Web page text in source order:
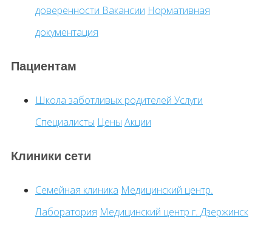
доверенности Вакансии Нормативная
документация
Пациентам
Школа заботливых родителей Услуги
Специалисты Цены Акции
Клиники сети
Семейная клиника Медицинский центр.
Лаборатория Медицинский центр г. Дзержинск